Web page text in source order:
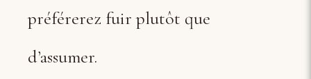
préférerez fuir plutôt que
d’assumer.